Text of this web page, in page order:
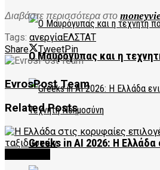
Ο Μαυρόγυπας και η
Greeks in AI 2026: Η Ελλάδα
Διαβάστε περισσότερα στο
Tags: ανεργίαΕΛΣΤΑΤ
Share
TweetPin
EvrosPost Team
RelatedPosts